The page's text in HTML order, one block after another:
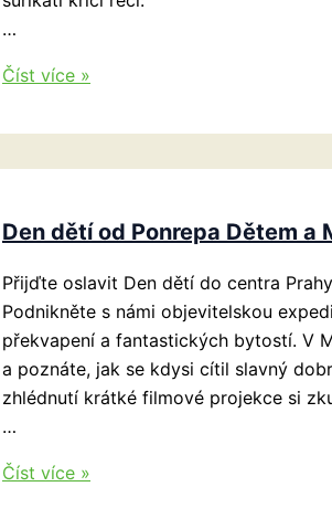
…
Surikatí
Číst více »
Den dětí od Ponrepa Dětem a
Přijďte oslavit Den dětí do centra
Podnikněte s námi objevitelskou
překvapení a fantastických bytostí. V
a poznáte, jak se kdysi cítil slavný
zhlédnutí krátké filmové projekce si
…
Den
Číst více »